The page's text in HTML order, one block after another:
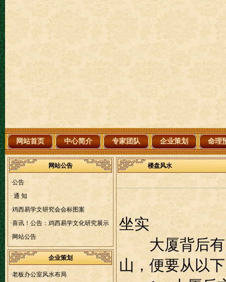
网站首页 中心简介 专家团队 企业策划 命理
网站公告
·公告
·通 知
·鸡西易学文研究会会标图案
·喜讯！公告：鸡西易学文化研究展示
大“大舞台”！
· 网站公告
企业策划
·老板办公室风水布局
楼盘风水
坐实
大厦背后有山
山，便要从以